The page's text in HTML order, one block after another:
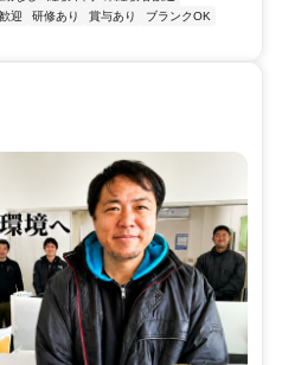
迎 研修あり 賞与あり
ブランクOK